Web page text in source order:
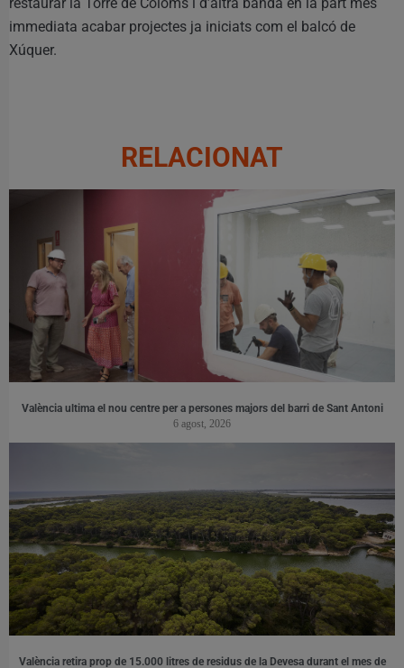
immediata acabar projectes ja iniciats com el balcó de
Xúquer.
RELACIONAT
València ultima el nou centre per a persones majors del barri de Sant Antoni
6 agost, 2026
València retira prop de 15.000 litres de residus de la Devesa durant el mes de